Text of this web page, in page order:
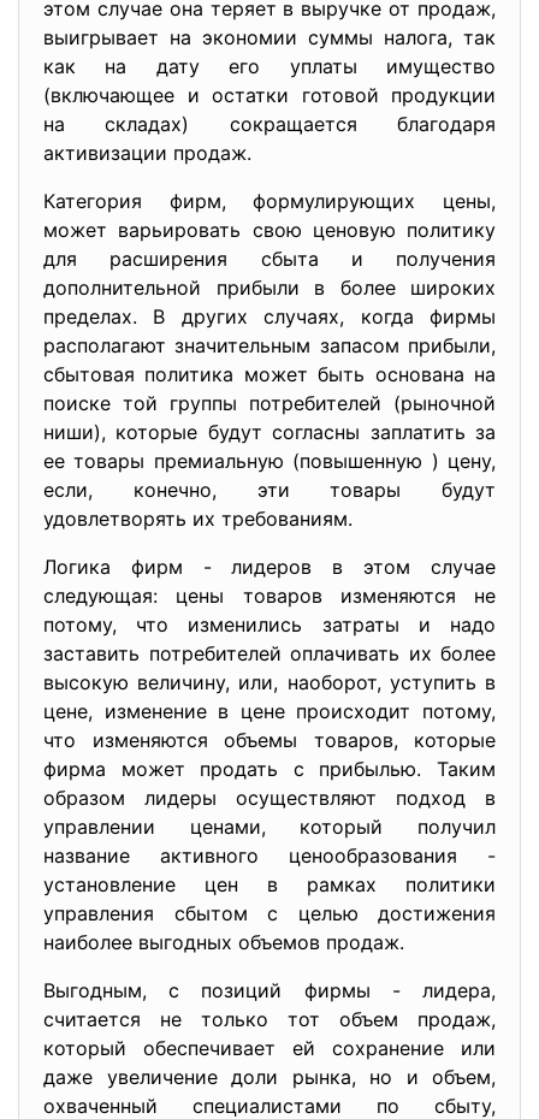
этом случае она теряет в выручке от продаж,
выигрывает на экономии суммы налога, так
как на дату его уплаты имущество
(включающее и остатки готовой продукции
на складах) сокращается благодаря
активизации продаж.
Категория фирм, формулирующих цены,
может варьировать свою ценовую политику
для расширения сбыта и получения
дополнительной прибыли в более широких
пределах. В других случаях, когда фирмы
располагают значительным запасом прибыли,
сбытовая политика может быть основана на
поиске той группы потребителей (рыночной
ниши), которые будут согласны заплатить за
ее товары премиальную (повышенную ) цену,
если, конечно, эти товары будут
удовлетворять их требованиям.
Логика фирм - лидеров в этом случае
следующая: цены товаров изменяются не
потому, что изменились затраты и надо
заставить потребителей оплачивать их более
высокую величину, или, наоборот, уступить в
цене, изменение в цене происходит потому,
что изменяются объемы товаров, которые
фирма может продать с прибылью. Таким
образом лидеры осуществляют подход в
управлении ценами, который получил
название активного ценообразования -
установление цен в рамках политики
управления сбытом с целью достижения
наиболее выгодных объемов продаж.
Выгодным, с позиций фирмы - лидера,
считается не только тот объем продаж,
который обеспечивает ей сохранение или
даже увеличение доли рынка, но и объем,
охваченный специалистами по сбыту,